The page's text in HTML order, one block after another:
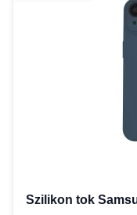
Szilikon tok